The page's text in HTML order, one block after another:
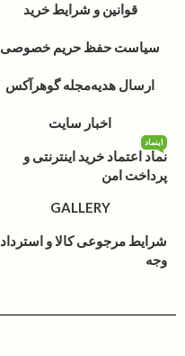
قوانین و شرایط خرید
سیاست حفظ حریم خصوصی
ارسال هدیهمجله گوهرآکس
اخبار سایت
نماد اعتماد خرید اینترنتی و
پرداخت امن
اینماد
GALLERY
شرایط مرجوعی کالا و استرداد
وجه